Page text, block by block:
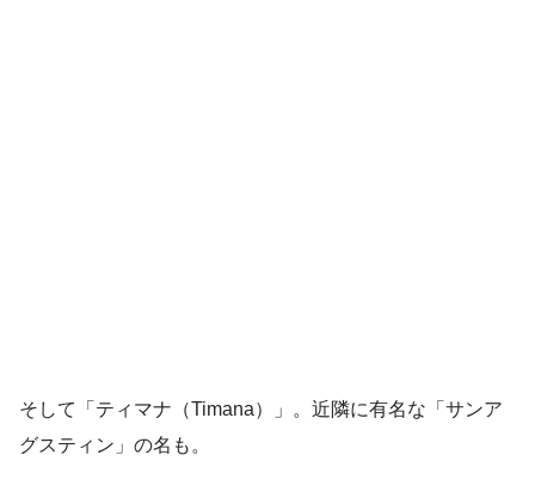
そして「ティマナ（Timana）」。近隣に有名な「サンア
グスティン」の名も。